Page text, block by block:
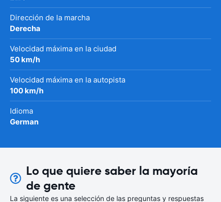
Dirección de la marcha
Derecha
Velocidad máxima en la ciudad
50 km/h
Velocidad máxima en la autopista
100 km/h
Idioma
German
Lo que quiere saber la mayoría
de gente
La siguiente es una selección de las preguntas y respuestas